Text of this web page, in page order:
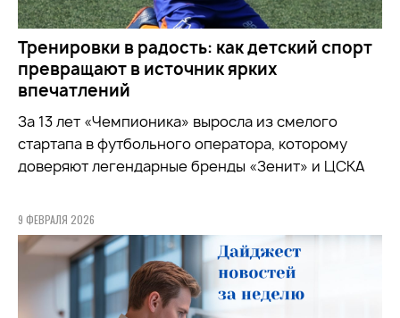
Тренировки в радость: как детский спорт
превращают в источник ярких
впечатлений
За 13 лет «Чемпионика» выросла из смелого
стартапа в футбольного оператора, которому
доверяют легендарные бренды «Зенит» и ЦСКА
9 ФЕВРАЛЯ 2026